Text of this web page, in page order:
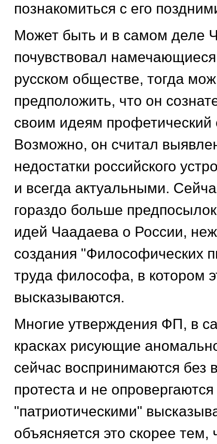
познакомиться с его
Может быть и в самом деле
почувствовал
русском обществе, тогда
предположить, что он
своим идеям профетический
Возможно, он считал
недостатки российского
и всегда актуальными.
гораздо больше
идей Чаадаева о России,
создания "Философических
труда философа, в котором
высказываются.
Многие утверждения ФП, в
красках рисующие
сейчас воспринимаются без
протеста и не опровергаются
"патриотическими"
объясняется это скорее